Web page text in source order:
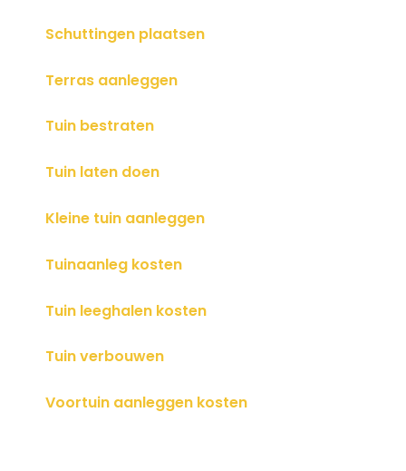
Schuttingen plaatsen
Terras aanleggen
Tuin bestraten
Tuin laten doen
Kleine tuin aanleggen
Tuinaanleg kosten
Tuin leeghalen kosten
Tuin verbouwen
Voortuin aanleggen kosten